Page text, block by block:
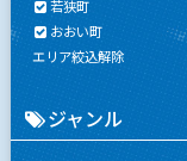
若狭町
おおい町
エリア絞込解除
ジャンル